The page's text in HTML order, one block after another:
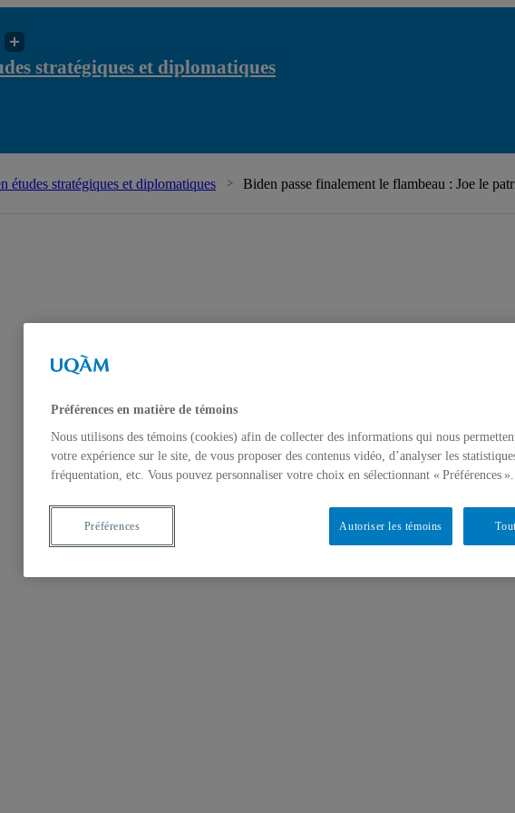
stratégiques et diplomatiques
études stratégiques et diplomatiques Biden passe finalement le flambeau : Joe le
Préférences en matière de témoins
Nous utilisons des témoins (cookies) afin de collecter des informations qui nous
votre expérience sur le site, de vous proposer des contenus vidéo, d’analyser les
fréquentation, etc. Vous pouvez personnaliser votre choix en sélectionnant « Préférences ».
Autoriser les témoins
Préférences